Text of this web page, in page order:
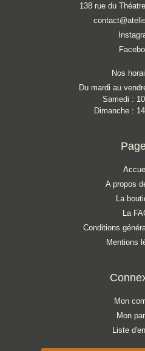
138 rue du
Nos
Du mardi au
Samedi :
Dimanche :
A propos
La
La
Conditions
Mentions
Mon
Mon
Liste